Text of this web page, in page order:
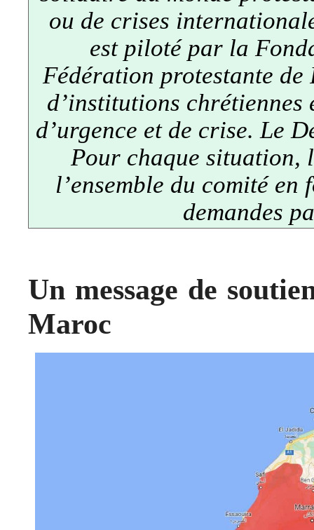
ou de crises
est piloté par la
Fédération protestante de
d’institutions chrétiennes
d’urgence et de crise. Le
Pour chaque situation,
l’ensemble du comité
demandes
Un message de
Maroc